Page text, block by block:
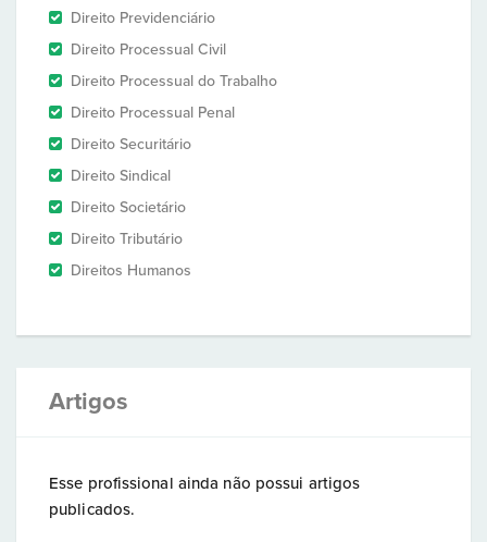
Direito Previdenciário
Direito Processual Civil
Direito Processual do Trabalho
Direito Processual Penal
Direito Securitário
Direito Sindical
Direito Societário
Direito Tributário
Direitos Humanos
Artigos
Esse profissional ainda não possui artigos
publicados.